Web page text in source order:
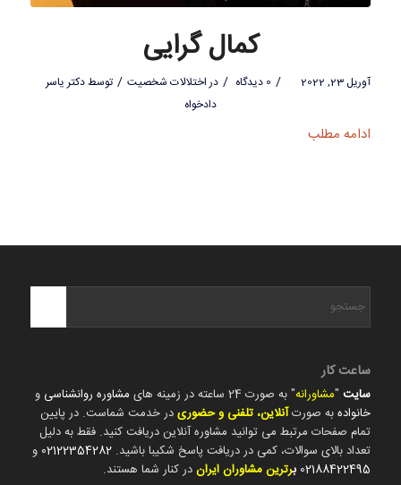
کمال گرایی
آوریل 23, 2022 / 0 دیدگاه / دراختلالات شخصیت / توسطدکتر یاسر
دادخواه
ادامه مطلب
ساعت کار
سایت"مشاورانه" به صورت 24 ساعته در زمینه های مشاوره روانشناسی و
خانوادهبه صورتآنلاین، تلفنی و حضوریدر خدمت شماست. در پایین
تمام صفحات مرتبط می توانید مشاوره آنلاین دریافت کنید. فقط به دلیل
تعداد بالای سوالات، کمی در دریافت پاسخ شکیبا باشید. 02122354282 و
02188422495 برترین مشاوران ایراندر کنار شما هستند.